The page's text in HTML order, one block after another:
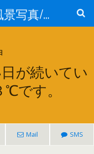
今日の佐渡島 風景写真/天気/お酒/お米/温泉
日が続いてい
です。
Mail SMS